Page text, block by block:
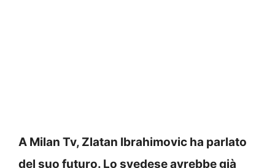
A Milan Tv, Zlatan Ibrahimovic ha parlato
del suo futuro. Lo svedese avrebbe già